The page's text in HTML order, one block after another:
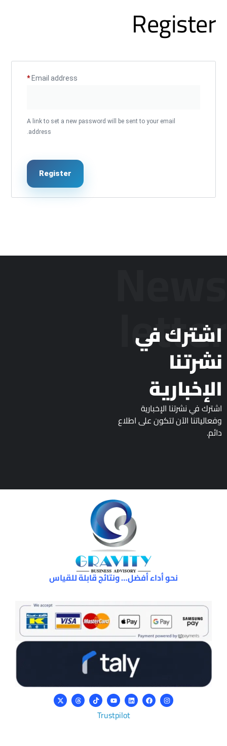
Register
Email address
*
A link to set a new password will be sent to your email
address.
Register
اشترك في
نشرتنا
الإخبارية
اشترك في نشرتنا الإخبارية
وفعالياتنا الآن لتكون على اطلاع
دائم.
News
letter
نحو أداء أفضل… ونتائج قابلة للقياس
Trustpilot